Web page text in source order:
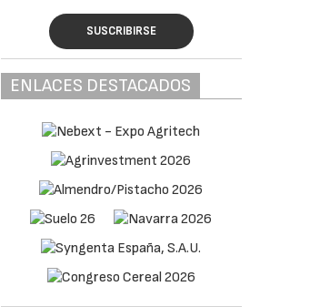
SUSCRIBIRSE
ENLACES DESTACADOS